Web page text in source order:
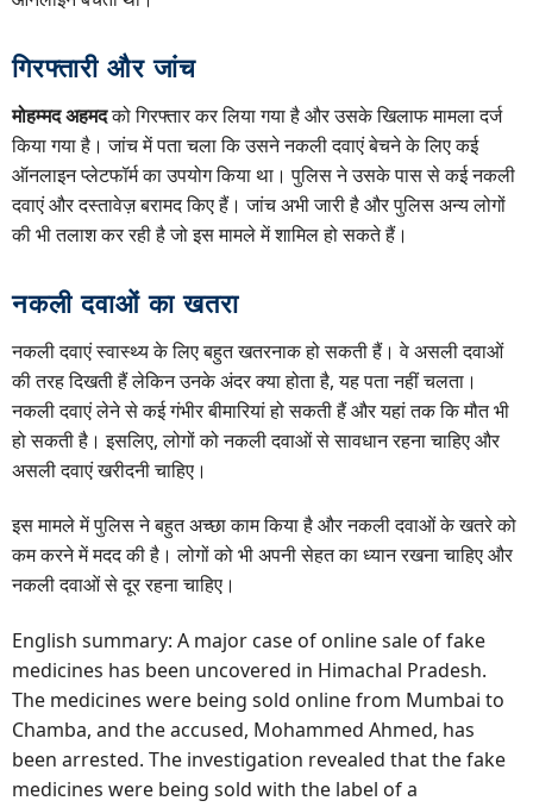
गिरफ्तारी और जांच
मोहम्मद अहमदको गिरफ्तार कर लिया गया है और उसके खिलाफ मामला दर्ज
किया गया है। जांच में पता चला कि उसने नकली दवाएं बेचने के लिए कई
ऑनलाइन प्लेटफॉर्म का उपयोग किया था। पुलिस ने उसके पास से कई नकली
दवाएं और दस्तावेज़ बरामद किए हैं। जांच अभी जारी है और पुलिस अन्य लोगों
की भी तलाश कर रही है जो इस मामले में शामिल हो सकते हैं।
नकली दवाओं का खतरा
नकली दवाएं स्वास्थ्य के लिए बहुत खतरनाक हो सकती हैं। वे असली दवाओं
की तरह दिखती हैं लेकिन उनके अंदर क्या होता है, यह पता नहीं चलता।
नकली दवाएं लेने से कई गंभीर बीमारियां हो सकती हैं और यहां तक कि मौत भी
हो सकती है। इसलिए, लोगों को नकली दवाओं से सावधान रहना चाहिए और
असली दवाएं खरीदनी चाहिए।
इस मामले में पुलिस ने बहुत अच्छा काम किया है और नकली दवाओं के खतरे को
कम करने में मदद की है। लोगों को भी अपनी सेहत का ध्यान रखना चाहिए और
नकली दवाओं से दूर रहना चाहिए।
English summary: A major case of online sale of fake
medicines has been uncovered in Himachal Pradesh.
The medicines were being sold online from Mumbai to
Chamba, and the accused, Mohammed Ahmed, has
been arrested. The investigation revealed that the fake
medicines were being sold with the label of a